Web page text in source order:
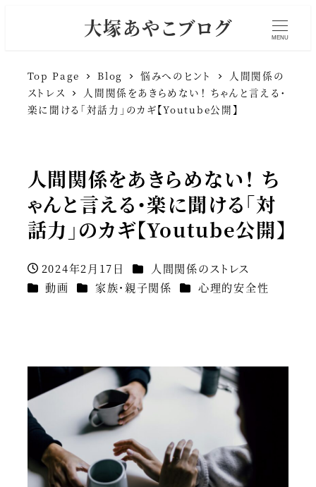
大塚あやこブログ MENU
Top Page Blog 悩みへのヒント
人間関係の
ストレス
人間関係をあきらめない！ ちゃんと言える・
楽に聞ける「対話力」のカギ【Youtube公開】
人間関係をあきらめない！ ち
ゃんと言える・楽に聞ける「対
話力」のカギ【Youtube公開】
投稿日
2024年2月17日 カテゴリー
人間関係のストレス
カテゴリー
動画 カテゴリー
家族・親子関係 カテゴリー
心理的安全性